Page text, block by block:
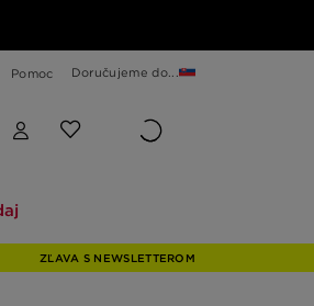
Pomoc Doručujeme do...
ZĽAVA S NEWSLETTEROM